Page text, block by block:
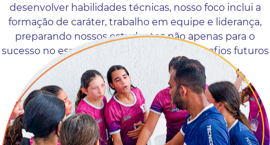
desenvolver habilidades técnicas, nosso foco inclui a
formação de caráter, trabalho em equipe e liderança,
preparando nossos estudantes não apenas para o
sucesso no esporte, mas também para desafios futuros
dentro e fora das quadras.